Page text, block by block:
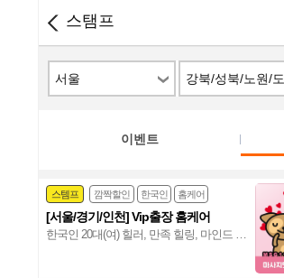
스탬프
서울
강북/성북/노원/도
봉
이벤트
스템프 깜짝할인 한국인 홈케어
[서울/경기/인천] Vip출장 홈케어
한국인 20대(여) 힐러, 만족 힐링, 마인드 좋